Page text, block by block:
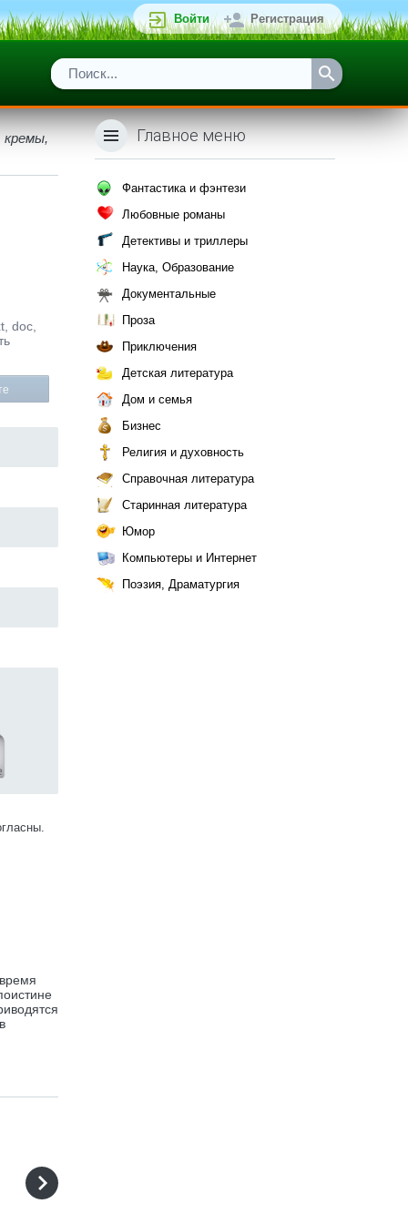
Войти Регистрация
кремы,
doc,
Главное меню
Фантастика и фэнтези
Любовные романы
Детективы и триллеры
Наука, Образование
Документальные
Проза
Приключения
Детская литература
Дом и семья
Бизнес
Религия и духовность
Справочная литература
Старинная литература
Юмор
Компьютеры и Интернет
Поэзия, Драматургия